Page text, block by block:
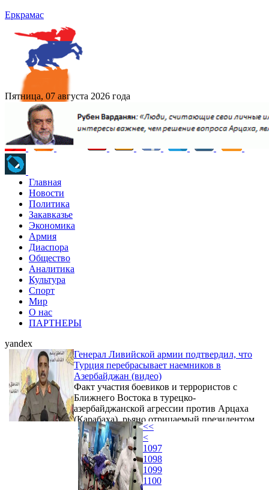
Еркрамас
Пятница, 07 августа 2026 года
Главная
Новости
Политика
Закавказье
Экономика
Армия
Диаспора
Общество
Аналитика
Культура
Спорт
Мир
О нас
ПАРТНЕРЫ
yandex
Генерал Ливийской армии подтвердил, что
Турция перебрасывает наемников в
Азербайджан (видео)
Факт участия боевиков и террористов с
Ближнего Востока в турецко-
азербайджанской агрессии против Арцаха
(Карабаха), рьяно отрицаемый президентом
Азербайджана Ильхамом Алиевым,
получил очередное подтверждение из
нейтральных источников. Переброску
Турцией наемников в Азербайджан на этот
раз подтвердил генерал Ливийской
национальной армии Ахмед ал-Месмари.
<<
<
1097
1098
1099
1100